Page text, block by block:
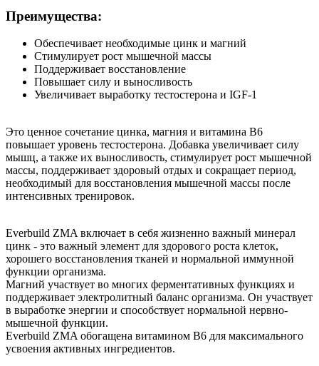
Преимущества:
Обеспечивает необходимые цинк и магний
Стимулирует рост мышечной массы
Поддерживает восстановление
Повышает силу и выносливость
Увеличивает выработку тестостерона и IGF-1
Это ценное сочетание цинка, магния и витамина B6
повышает уровень тестостерона. Добавка увеличивает силу
мышц, а также их выносливость, стимулирует рост мышечной
массы, поддерживает здоровый отдых и сокращает период,
необходимый для восстановления мышечной массы после
интенсивных тренировок.
Everbuild ZMA включает в себя жизненно важный минерал
цинк - это важный элемент для здорового роста клеток,
хорошего восстановления тканей и нормальной иммунной
функции организма.
Магний участвует во многих ферментативных функциях и
поддерживает электролитный баланс организма. Он участвует
в выработке энергии и способствует нормальной нервно-
мышечной функции.
Everbuild ZMA обогащена витамином B6 для максимального
усвоения активных ингредиентов.